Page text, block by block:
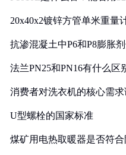
20x40x2镀锌方管单米重量
抗渗混凝土中P6和P8膨胀
法兰PN25和PN16有什么区
消费者对洗衣机的核心需
U型螺栓的国家标准
煤矿用电热取暖器是否符